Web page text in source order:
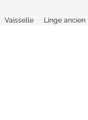
Vaisselle Linge ancien